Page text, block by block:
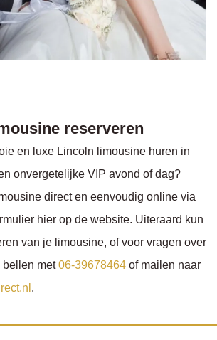
reserveren
en luxe Lincoln limousine huren in
onvergetelijke VIP avond of dag?
direct en eenvoudig online via
hier op de website. Uiteraard kun
van je limousine, of voor vragen over
bellen met06-39678464 of mailen naar
.